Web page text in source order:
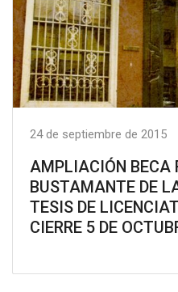
24 de septiembre de 2015
AMPLIACIÓN BECA
BUSTAMANTE DE
TESIS DE
CIERRE 5 DE